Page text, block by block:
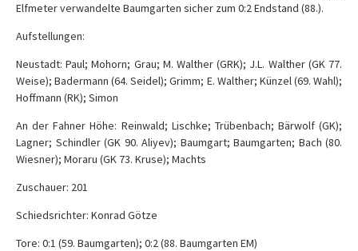
Elfmeter verwandelte Baumgarten sicher zum 0:2 Endstand (88.).
Aufstellungen:
Neustadt: Paul; Mohorn; Grau; M. Walther (GRK); J.L. Walther (GK 77.
Weise); Badermann (64. Seidel); Grimm; E. Walther; Künzel (69. Wahl);
Hoffmann (RK); Simon
An der Fahner Höhe: Reinwald; Lischke; Trübenbach; Bärwolf (GK);
Lagner; Schindler (GK 90. Aliyev); Baumgart; Baumgarten; Bach (80.
Wiesner); Moraru (GK 73. Kruse); Machts
Zuschauer: 201
Schiedsrichter: Konrad Götze
Tore: 0:1 (59. Baumgarten); 0:2 (88. Baumgarten EM)